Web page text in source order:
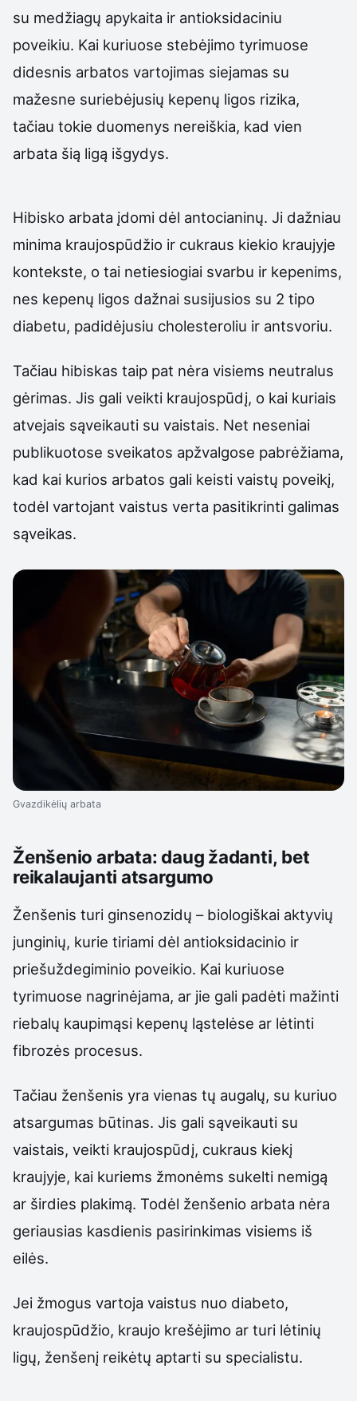
su medžiagų apykaita ir antioksidaciniu
poveikiu. Kai kuriuose stebėjimo tyrimuose
didesnis arbatos vartojimas siejamas su
mažesne suriebėjusių kepenų ligos rizika,
tačiau tokie duomenys nereiškia, kad vien
arbata šią ligą išgydys.
Hibisko arbata įdomi dėl antocianinų. Ji dažniau
minima kraujospūdžio ir cukraus kiekio kraujyje
kontekste, o tai netiesiogiai svarbu ir kepenims,
nes kepenų ligos dažnai susijusios su 2 tipo
diabetu, padidėjusiu cholesteroliu ir antsvoriu.
Tačiau hibiskas taip pat nėra visiems neutralus
gėrimas. Jis gali veikti kraujospūdį, o kai kuriais
atvejais sąveikauti su vaistais. Net neseniai
publikuotose sveikatos apžvalgose pabrėžiama,
kad kai kurios arbatos gali keisti vaistų poveikį,
todėl vartojant vaistus verta pasitikrinti galimas
sąveikas.
Gvazdikėlių arbata
Ženšenio arbata: daug žadanti, bet
reikalaujanti atsargumo
Ženšenis turi ginsenozidų – biologiškai aktyvių
junginių, kurie tiriami dėl antioksidacinio ir
priešuždegiminio poveikio. Kai kuriuose
tyrimuose nagrinėjama, ar jie gali padėti mažinti
riebalų kaupimąsi kepenų ląstelėse ar lėtinti
fibrozės procesus.
Tačiau ženšenis yra vienas tų augalų, su kuriuo
atsargumas būtinas. Jis gali sąveikauti su
vaistais, veikti kraujospūdį, cukraus kiekį
kraujyje, kai kuriems žmonėms sukelti nemigą
ar širdies plakimą. Todėl ženšenio arbata nėra
geriausias kasdienis pasirinkimas visiems iš
eilės.
Jei žmogus vartoja vaistus nuo diabeto,
kraujospūdžio, kraujo krešėjimo ar turi lėtinių
ligų, ženšenį reikėtų aptarti su specialistu.